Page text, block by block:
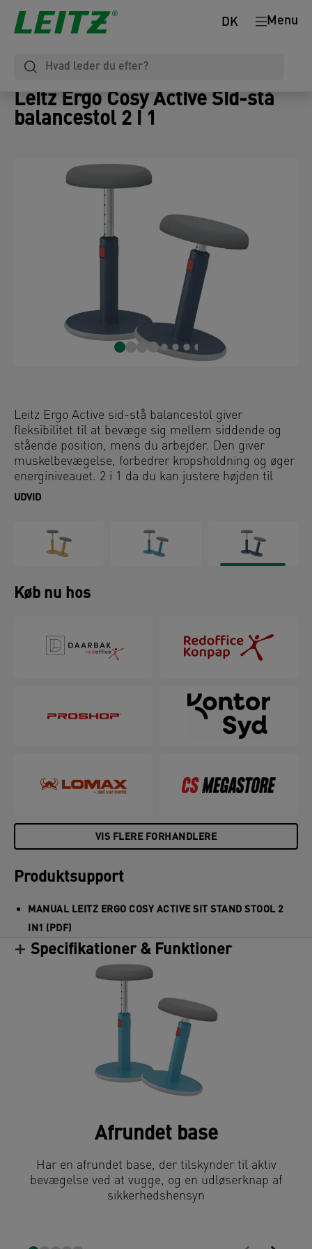
Menu
DK
Leitz Ergo Cosy Active Sid-stå
balancestol 2 i 1
Leitz Ergo Active sid-stå balancestol giver
fleksibilitet til at bevæge sig mellem siddende og
stående position, mens du arbejder. Den giver
muskelbevægelse, forbedrer kropsholdning og øger
energiniveauet. 2 i 1 da du kan justere højden til
perfekt siddehøjde som på en kontorstol men også
afrundet bund for at sikre aktiv bevægelse ved at
dreje og vugge, mens du arbejder på at styrke din
ryg. Højden kan let justeres mellem 46-79 cm, og
den stående balancestol forbliver stærk og stabil i
enhver højde. Komfortabel og praktisk - den
Med sit minimalistiske design og matte finishfarver
vil denne stilfulde stående skrivebordsstol forbedre
perfekte aktive arbejdsopsætning. Kombiner med
andre Leitz Ergo-produkter til et indbydende og
fleksibelt arbejdsområde, der holder dig i
UDVID
Køb nu hos
VIS FLERE FORHANDLERE
Produktsupport
MANUAL LEITZ ERGO COSY ACTIVE SIT STAND STOOL 2
IN1 (PDF)
Specifikationer & Funktioner
Afrundet base
Har en afrundet base, der tilskynder til aktiv
bevægelse ved at vugge, og en udløserknap af
sikkerhedshensyn